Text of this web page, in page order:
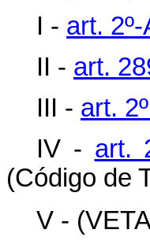
I - art.
II - art.
III - art.
IV - art.
(Código de
V -